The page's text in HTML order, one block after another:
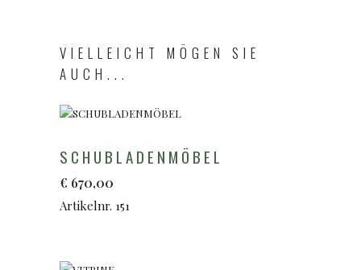
VIELLEICHT MÖGEN SIE
AUCH...
SCHUBLADENMÖBEL
€ 670,00
Artikelnr. 151